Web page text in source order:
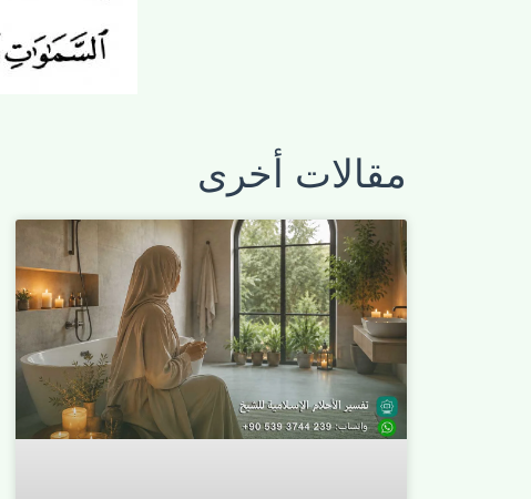
مقالات أخرى